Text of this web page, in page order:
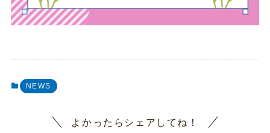
NEWS
よかったらシェアしてね！